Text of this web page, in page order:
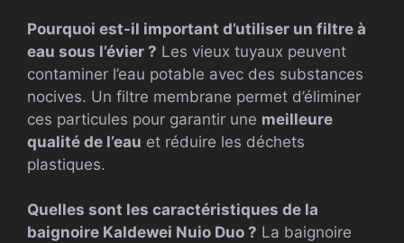
Pourquoi est-il important d’utiliser un filtre à
eau sous l’évier ? Les vieux tuyaux peuvent
contaminer l’eau potable avec des substances
nocives. Un filtre membrane permet d’éliminer
ces particules pour garantir une meilleure
qualité de l’eau et réduire les déchets
plastiques.
Quelles sont les caractéristiques de la
baignoire Kaldewei Nuio Duo ? La baignoire